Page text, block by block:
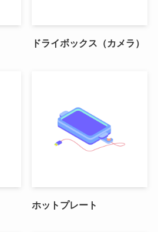
ドライボックス（カメラ）
ホットプレート